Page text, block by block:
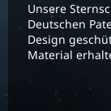
Unsere
Deutschen
Design
Material